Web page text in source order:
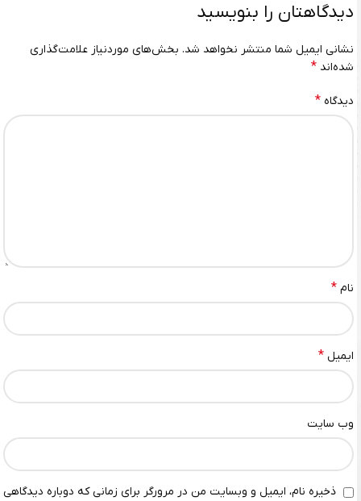
دیدگاهتان را بنویسید
نشانی ایمیل شما منتشر نخواهد شد. بخش‌های موردنیاز علامت‌گذاری
شده‌اند *
دیدگاه *
نام *
ایمیل *
وب‌ سایت
ذخیره نام، ایمیل و وبسایت من در مرورگر برای زمانی که دوباره دیدگاهی